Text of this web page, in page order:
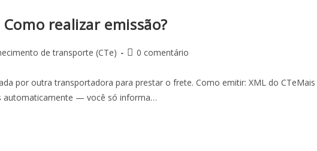
realizar emissão?
de transporte (CTe) 0 comentário
por outra transportadora para prestar o frete. Como emitir: XML do CTeMais
automaticamente — você só informa…